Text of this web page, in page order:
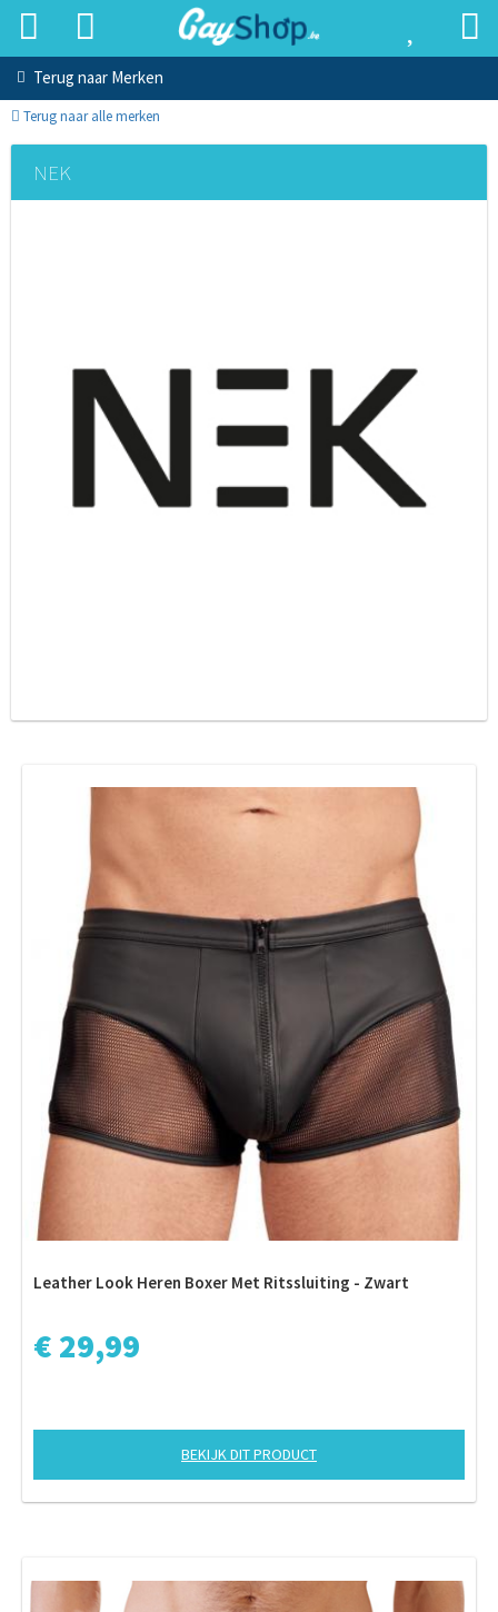
Terug naar Merken
Terug naar alle merken
NEK
Leather Look Heren Boxer Met Ritssluiting - Zwart
€ 29,99
BEKIJK DIT PRODUCT